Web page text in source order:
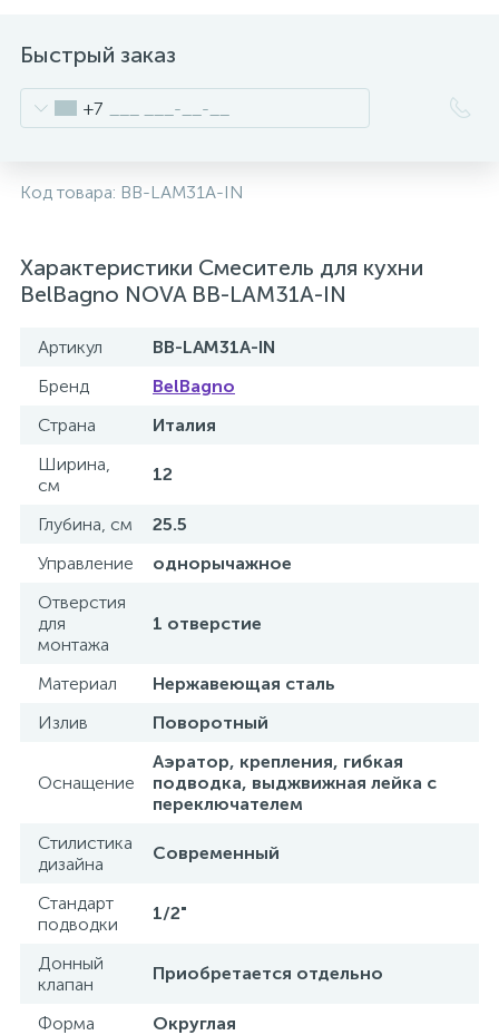
Быстрый заказ
+7
Код товара: BB-LAM31A-IN
Характеристики Смеситель для кухни
BelBagno NOVA BB-LAM31A-IN
Артикул
BB-LAM31A-IN
Бренд
BelBagno
Страна
Италия
Ширина,
см
12
Глубина, см
25.5
Управление
однорычажное
Отверстия
для
монтажа
1 отверстие
Материал
Нержавеющая сталь
Излив
Поворотный
Оснащение
Аэратор, крепления, гибкая
подводка, выджвижная лейка с
переключателем
Стилистика
дизайна
Современный
Стандарт
подводки
1/2"
Донный
клапан
Приобретается отдельно
Форма
Округлая